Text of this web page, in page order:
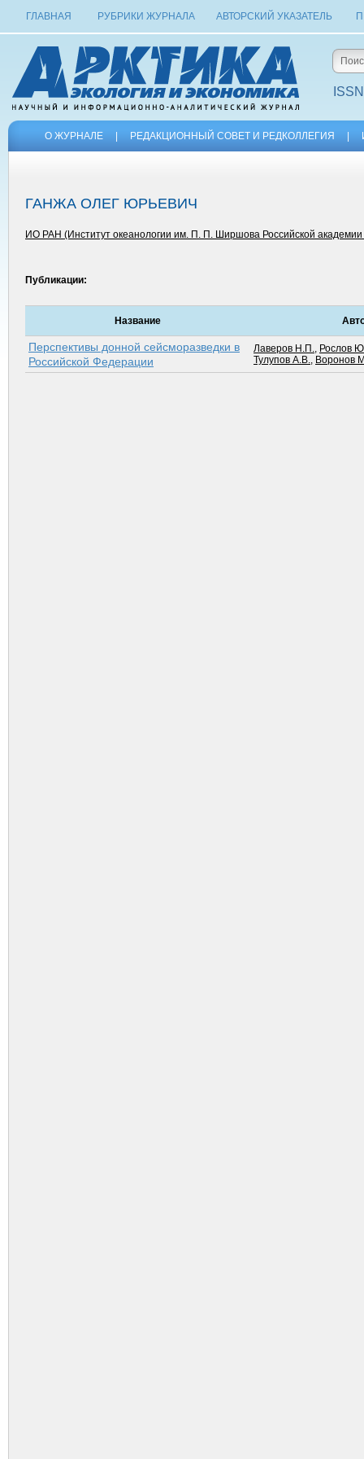
ГЛАВНАЯ РУБРИКИ ЖУРНАЛА АВТОРСКИЙ УКАЗАТЕЛЬ
О ЖУРНАЛЕ РЕДАКЦИОННЫЙ СОВЕТ И РЕДКОЛЛЕГИЯ
ГАНЖА ОЛЕГ ЮРЬЕВИЧ
ИО РАН (Институт океанологии им. П. П. Ширшова Российской академии
Публикации:
Название
Перспективы донной сейсморазведки в
Российской Федерации
Лаверов Н.П., Рослов
Тулупов А.В., Воронов